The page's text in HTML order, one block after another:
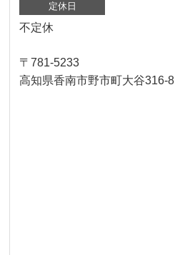
定休日
不定休
〒781-5233
高知県香南市野市町大谷316-8